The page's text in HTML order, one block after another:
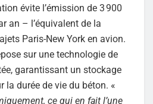
évite l’émission de 3 900
an – l’équivalent de la
Paris-New York en avion.
sur une technologie de
garantissant un stockage
la durée de vie du béton. «
ce qui en fait l’une